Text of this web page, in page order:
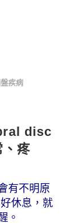
疾病
disc
疼
有不明原
休息，就
。